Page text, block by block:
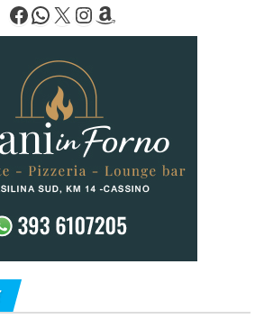
Facebook
WhatsApp
X Instagram
Amazon